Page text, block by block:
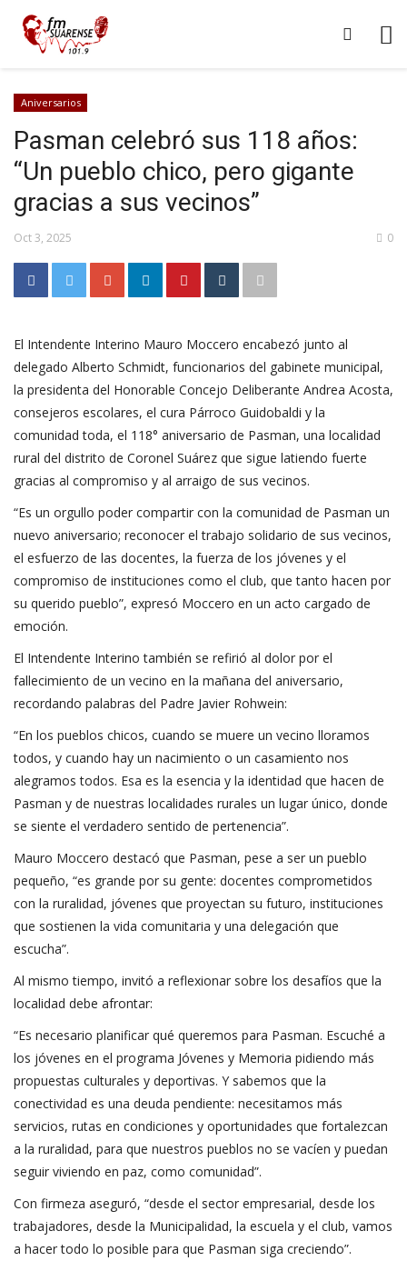
Aniversarios
Pasman celebró sus 118 años:
“Un pueblo chico, pero gigante
gracias a sus vecinos”
Oct 3, 2025 0
El Intendente Interino Mauro Moccero encabezó junto al
delegado Alberto Schmidt, funcionarios del gabinete municipal,
la presidenta del Honorable Concejo Deliberante Andrea Acosta,
consejeros escolares, el cura Párroco Guidobaldi y la
comunidad toda, el 118° aniversario de Pasman, una localidad
rural del distrito de Coronel Suárez que sigue latiendo fuerte
gracias al compromiso y al arraigo de sus vecinos.
“Es un orgullo poder compartir con la comunidad de Pasman un
nuevo aniversario; reconocer el trabajo solidario de sus vecinos,
el esfuerzo de las docentes, la fuerza de los jóvenes y el
compromiso de instituciones como el club, que tanto hacen por
su querido pueblo”, expresó Moccero en un acto cargado de
emoción.
El Intendente Interino también se refirió al dolor por el
fallecimiento de un vecino en la mañana del aniversario,
recordando palabras del Padre Javier Rohwein:
“En los pueblos chicos, cuando se muere un vecino lloramos
todos, y cuando hay un nacimiento o un casamiento nos
alegramos todos. Esa es la esencia y la identidad que hacen de
Pasman y de nuestras localidades rurales un lugar único, donde
se siente el verdadero sentido de pertenencia”.
Mauro Moccero destacó que Pasman, pese a ser un pueblo
pequeño, “es grande por su gente: docentes comprometidos
con la ruralidad, jóvenes que proyectan su futuro, instituciones
que sostienen la vida comunitaria y una delegación que
escucha”.
Al mismo tiempo, invitó a reflexionar sobre los desafíos que la
localidad debe afrontar:
“Es necesario planificar qué queremos para Pasman. Escuché a
los jóvenes en el programa Jóvenes y Memoria pidiendo más
propuestas culturales y deportivas. Y sabemos que la
conectividad es una deuda pendiente: necesitamos más
servicios, rutas en condiciones y oportunidades que fortalezcan
a la ruralidad, para que nuestros pueblos no se vacíen y puedan
seguir viviendo en paz, como comunidad”.
Con firmeza aseguró, “desde el sector empresarial, desde los
trabajadores, desde la Municipalidad, la escuela y el club, vamos
a hacer todo lo posible para que Pasman siga creciendo”.